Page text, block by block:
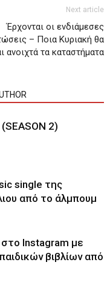
Next article
Έρχονται οι ενδιάμεσες
– Ποια Κυριακή θα
ανοιχτά τα καταστήματα
2)
single της
από το άλμπουμ
Instagram με
βιβλίων από